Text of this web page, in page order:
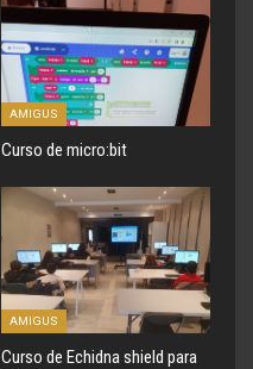
AMIGUS
Curso de micro:bit
AMIGUS
Curso de Echidna shield para